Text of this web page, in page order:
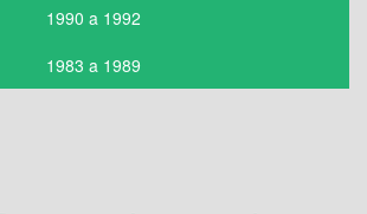
1990 a 1992
1983 a 1989